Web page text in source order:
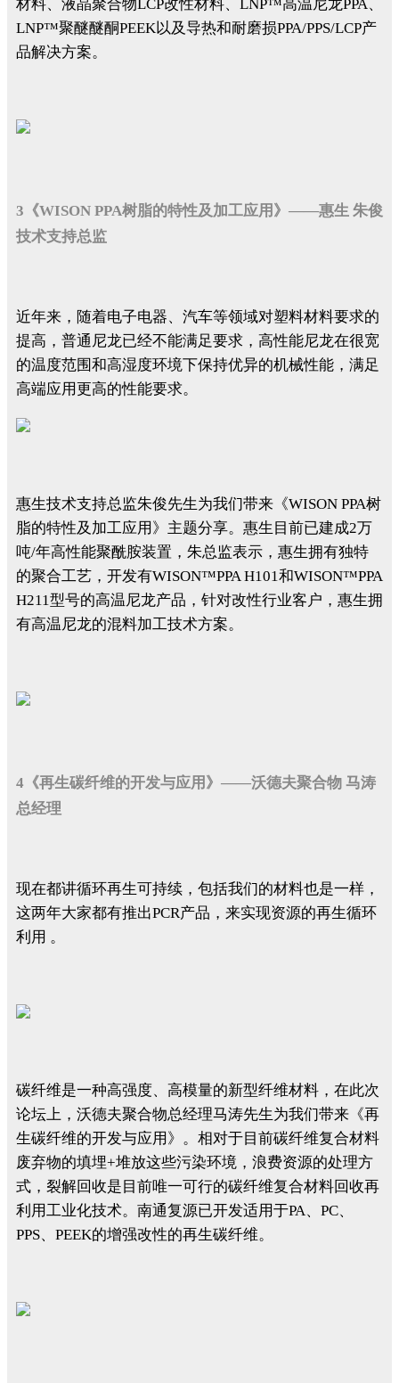
材料、液晶聚合物LCP改性材料、LNP™高温尼龙PPA、
LNP™聚醚醚酮PEEK以及导热和耐磨损PPA/PPS/LCP产
品解决方案。
3《WISON PPA树脂的特性及加工应用》——惠生 朱俊
技术支持总监
近年来，随着电子电器、汽车等领域对塑料材料要求的
提高，普通尼龙已经不能满足要求，高性能尼龙在很宽
的温度范围和高湿度环境下保持优异的机械性能，满足
高端应用更高的性能要求。
惠生技术支持总监朱俊先生为我们带来《WISON PPA树
脂的特性及加工应用》主题分享。惠生目前已建成2万
吨/年高性能聚酰胺装置，朱总监表示，惠生拥有独特
的聚合工艺，开发有WISON™PPA H101和WISON™PPA
H211型号的高温尼龙产品，针对改性行业客户，惠生拥
有高温尼龙的混料加工技术方案。
4《再生碳纤维的开发与应用》——沃德夫聚合物 马涛
总经理
现在都讲循环再生可持续，包括我们的材料也是一样，
这两年大家都有推出PCR产品，来实现资源的再生循环
利用 。
碳纤维是一种高强度、高模量的新型纤维材料，在此次
论坛上，沃德夫聚合物总经理马涛先生为我们带来《再
生碳纤维的开发与应用》。相对于目前碳纤维复合材料
废弃物的填埋+堆放这些污染环境，浪费资源的处理方
式，裂解回收是目前唯一可行的碳纤维复合材料回收再
利用工业化技术。南通复源已开发适用于PA、PC、
PPS、PEEK的增强改性的再生碳纤维。